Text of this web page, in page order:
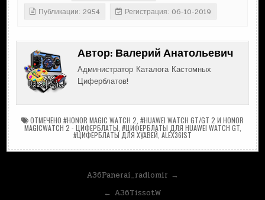
Публикации: 2954
Регистрация: 06-10-2019
Автор: Валерий Анатольевич
Администратор Каталога Кастомных
Циферблатов!
ОТМЕЧЕНО #HONOR MAGIC WATCH 2 #HUAWEI WATCH GT/GT 2 И HONOR
MAGICWATCH 2 - ЦИФЕРБЛАТЫ #ЦИФЕРБЛАТЫ ДЛЯ HUAWEI WATCH GT,
#ЦИФЕРБЛАТЫ ДЛЯ ХУАВЕЙ ALEX36IST
НавигацияA36Panerai_radiomir →
← A36TissotW